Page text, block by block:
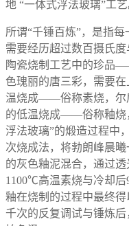
地 “一体式浮法玻璃”工艺
所谓“千锤百炼”，是指
需要经历超过数百摄氏
陶瓷烧制工艺中的珍品
色瑰丽的唐三彩，需要
温烧成——俗称素烧，尔
的低温烧成——俗称釉烧
浮法玻璃”的煅造过程中
次烧成法，将勃朗峰晨
的灰色釉泥混合，通过
1100℃高温素烧与冷却
釉在烧制的过程中最终
千次的反复调试与锤炼